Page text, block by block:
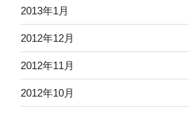
2013年1月
2012年12月
2012年11月
2012年10月